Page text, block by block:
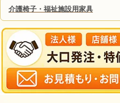
介護椅子・福祉施設用家具